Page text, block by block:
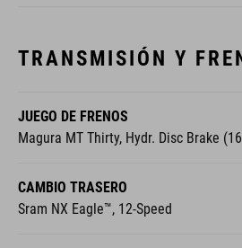
TRANSMISIÓN Y
JUEGO DE FRENOS
Magura MT Thirty, Hydr. Disc Brake
CAMBIO TRASERO
Sram NX Eagle™, 12-Speed